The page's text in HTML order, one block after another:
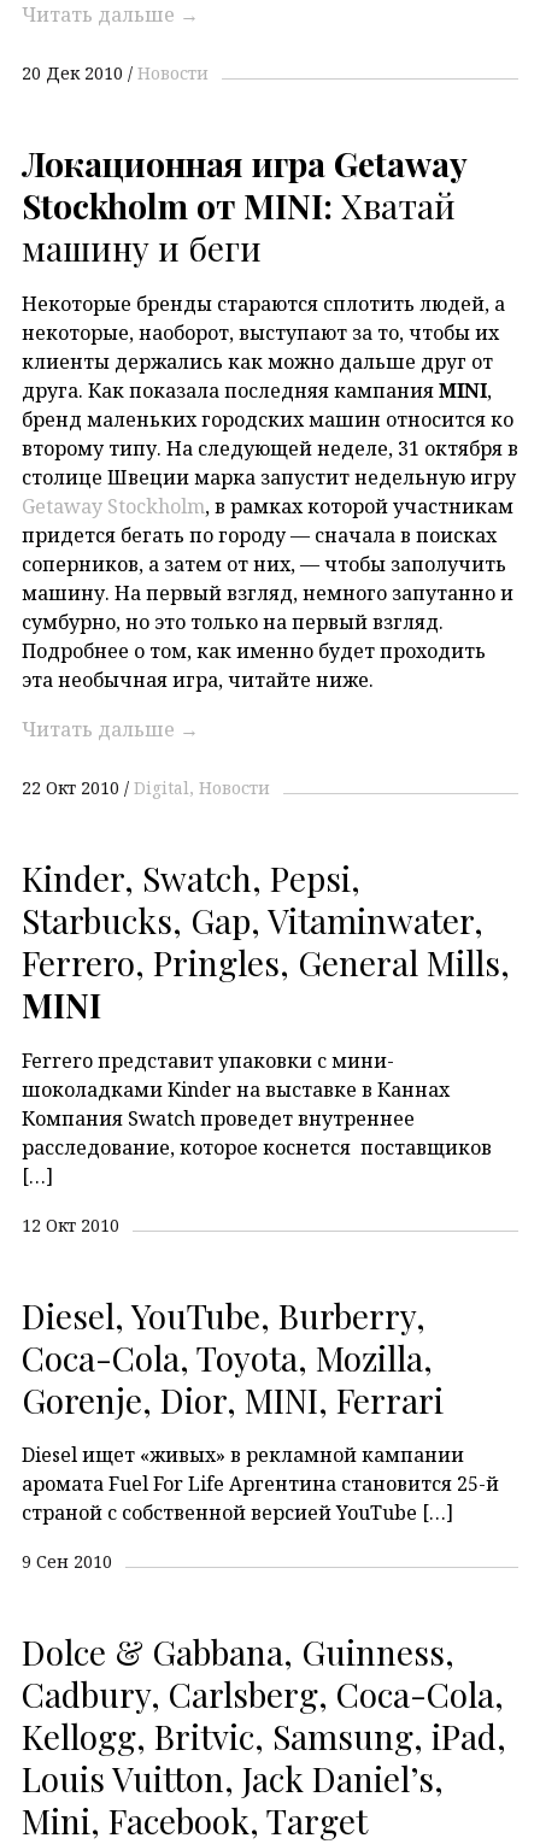
Читать дальше →
20 Дек 2010 Новости
Локационная игра Getaway
Stockholm от MINI: Хватай
машину и беги
Некоторые бренды стараются сплотить людей, а
некоторые, наоборот, выступают за то, чтобы их
клиенты держались как можно дальше друг от
друга. Как показала последняя кампанияMINI,
бренд маленьких городских машин относится ко
второму типу. На следующей неделе, 31 октября в
столице Швеции марка запустит недельную игру
Getaway Stockholm, в рамках которой участникам
придется бегать по городу — сначала в поисках
соперников, а затем от них, — чтобы заполучить
машину. На первый взгляд, немного запутанно и
сумбурно, но это только на первый взгляд.
Подробнее о том, как именно будет проходить
эта необычная игра, читайте ниже.
Читать дальше →
22 Окт 2010 Digital Новости
Kinder, Swatch, Pepsi,
Starbucks, Gap, Vitaminwater,
Ferrero, Pringles, General Mills,
MINI
Ferrero представит упаковки с мини-
шоколадками Kinder на выставке в Каннах
Компания Swatch проведет внутреннее
расследование, которое коснется поставщиков
[…]
12 Окт 2010
Diesel, YouTube, Burberry,
Coca-Cola, Toyota, Mozilla,
Gorenje, Dior, MINI, Ferrari
Diesel ищет «живых» в рекламной кампании
аромата Fuel For Life Аргентина становится 25-й
страной с собственной версией YouTube […]
9 Сен 2010
Dolce & Gabbana, Guinness,
Cadbury, Carlsberg, Coca-Cola,
Kellogg, Britvic, Samsung, iPad,
Louis Vuitton, Jack Daniel’s,
Mini, Facebook, Target